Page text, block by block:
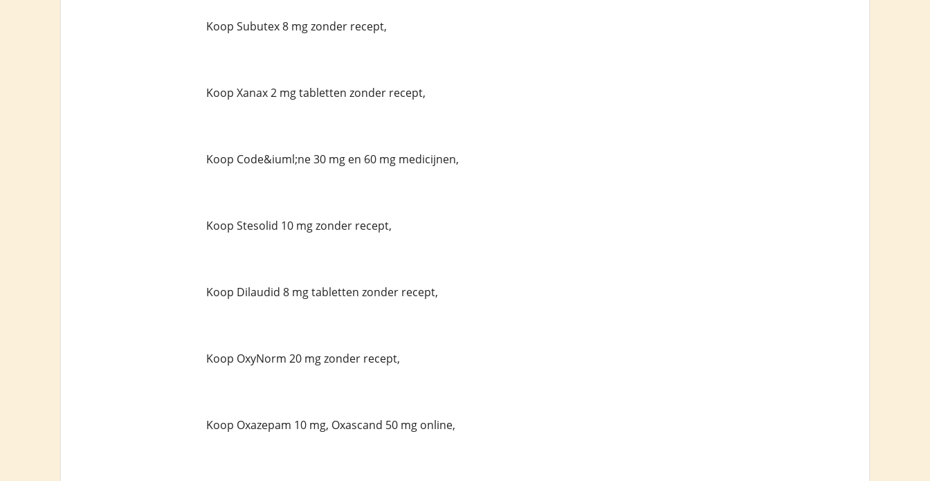
Koop Subutex 8 mg zonder recept,
Koop Xanax 2 mg tabletten zonder recept,
Koop Code&iuml;ne 30 mg en 60 mg medicijnen,
Koop Stesolid 10 mg zonder recept,
Koop Dilaudid 8 mg tabletten zonder recept,
Koop OxyNorm 20 mg zonder recept,
Koop Oxazepam 10 mg, Oxascand 50 mg online,